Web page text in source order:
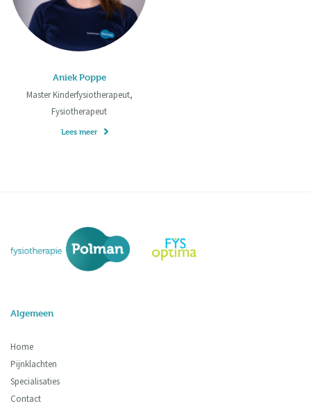
Aniek Poppe
Master Kinderfysiotherapeut,
Fysiotherapeut
Lees meer
Algemeen
Home
Pijnklachten
Specialisaties
Contact